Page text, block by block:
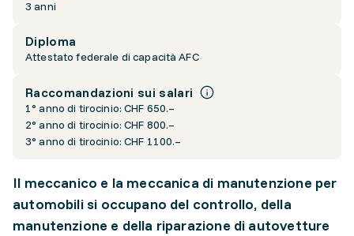
3 anni
Diploma
Attestato federale di capacità AFC
Raccomandazioni sui salari
1° anno di tirocinio: CHF 650.–
2° anno di tirocinio: CHF 800.–
3° anno di tirocinio: CHF 1100.–
Il meccanico e la meccanica di manutenzione per
automobili si occupano del controllo, della
manutenzione e della riparazione di autovetture